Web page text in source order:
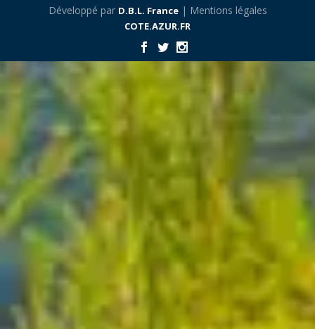
Développé par D.B.L. France| Mentions légales
COTE.AZUR.FR